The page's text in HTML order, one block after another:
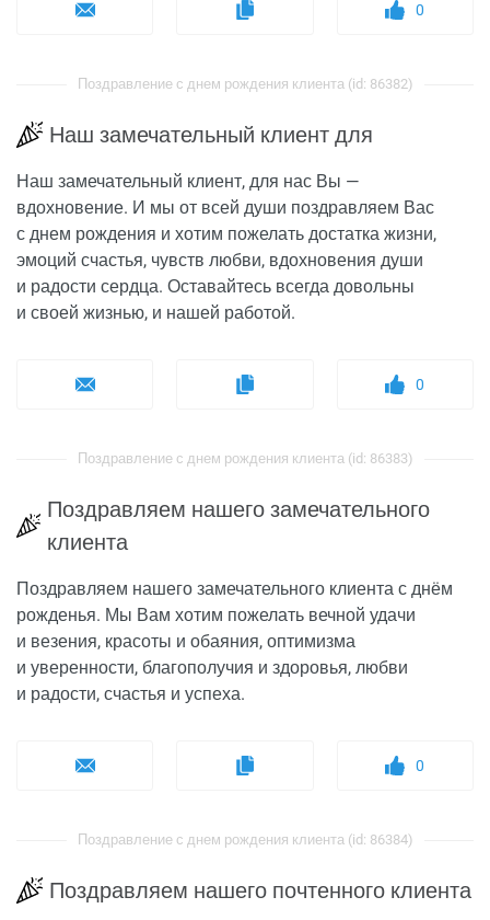
0
Поздравление с днем рождения клиента (id: 86382)
Наш замечательный клиент для
Наш замечательный клиент, для нас Вы —
вдохновение. И мы от всей души поздравляем Вас
с днем рождения и хотим пожелать достатка жизни,
эмоций счастья, чувств любви, вдохновения души
и радости сердца. Оставайтесь всегда довольны
и своей жизнью, и нашей работой.
0
Поздравление с днем рождения клиента (id: 86383)
Поздравляем нашего замечательного
клиента
Поздравляем нашего замечательного клиента с днём
рожденья. Мы Вам хотим пожелать вечной удачи
и везения, красоты и обаяния, оптимизма
и уверенности, благополучия и здоровья, любви
и радости, счастья и успеха.
0
Поздравление с днем рождения клиента (id: 86384)
Поздравляем нашего почтенного клиента